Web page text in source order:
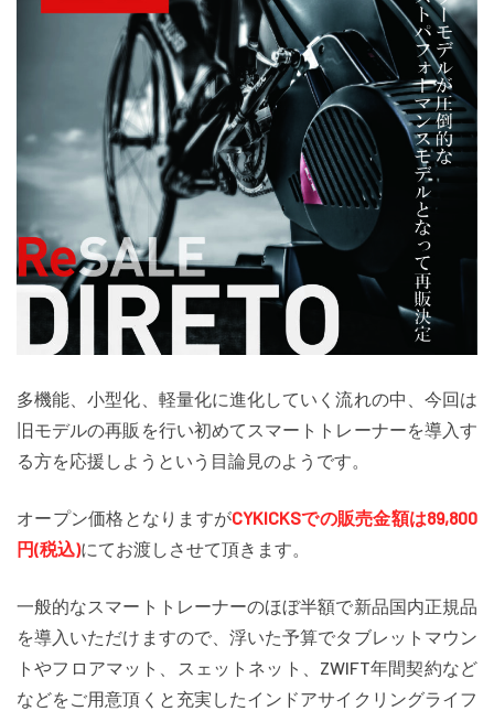
多機能、小型化、軽量化に進化していく流れの中、今回は
旧モデルの再販を行い初めてスマートトレーナーを導入す
る方を応援しようという目論見のようです。
オープン価格となりますがCYKICKSでの販売金額は89,800
円(税込)にてお渡しさせて頂きます。
一般的なスマートトレーナーのほぼ半額で新品国内正規品
を導入いただけますので、浮いた予算でタブレットマウン
トやフロアマット、スェットネット、ZWIFT年間契約など
などをご用意頂くと充実したインドアサイクリングライフ